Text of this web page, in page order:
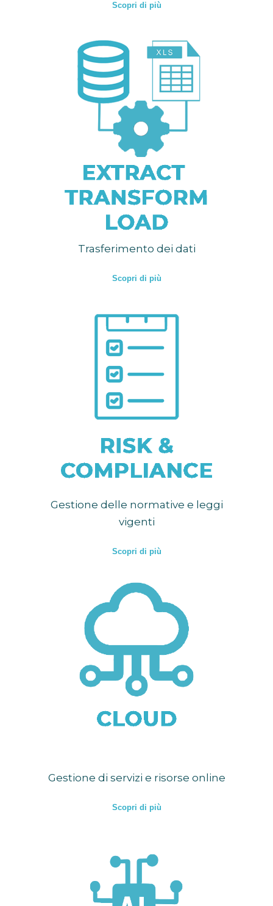
Scopri di più
Trasferimento dei dati
Scopri di più
Gestione delle normative e leggi
vigenti
Scopri di più
Gestione di servizi e risorse online
Scopri di più